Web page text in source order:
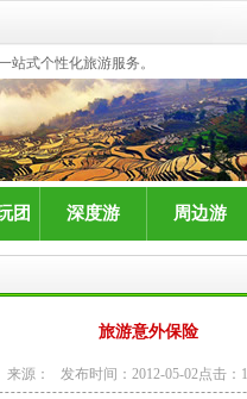
式个性化旅游服务。
团 深度游 周边游
旅游意外保险
来源： 发布时间：2012-05-02点击：